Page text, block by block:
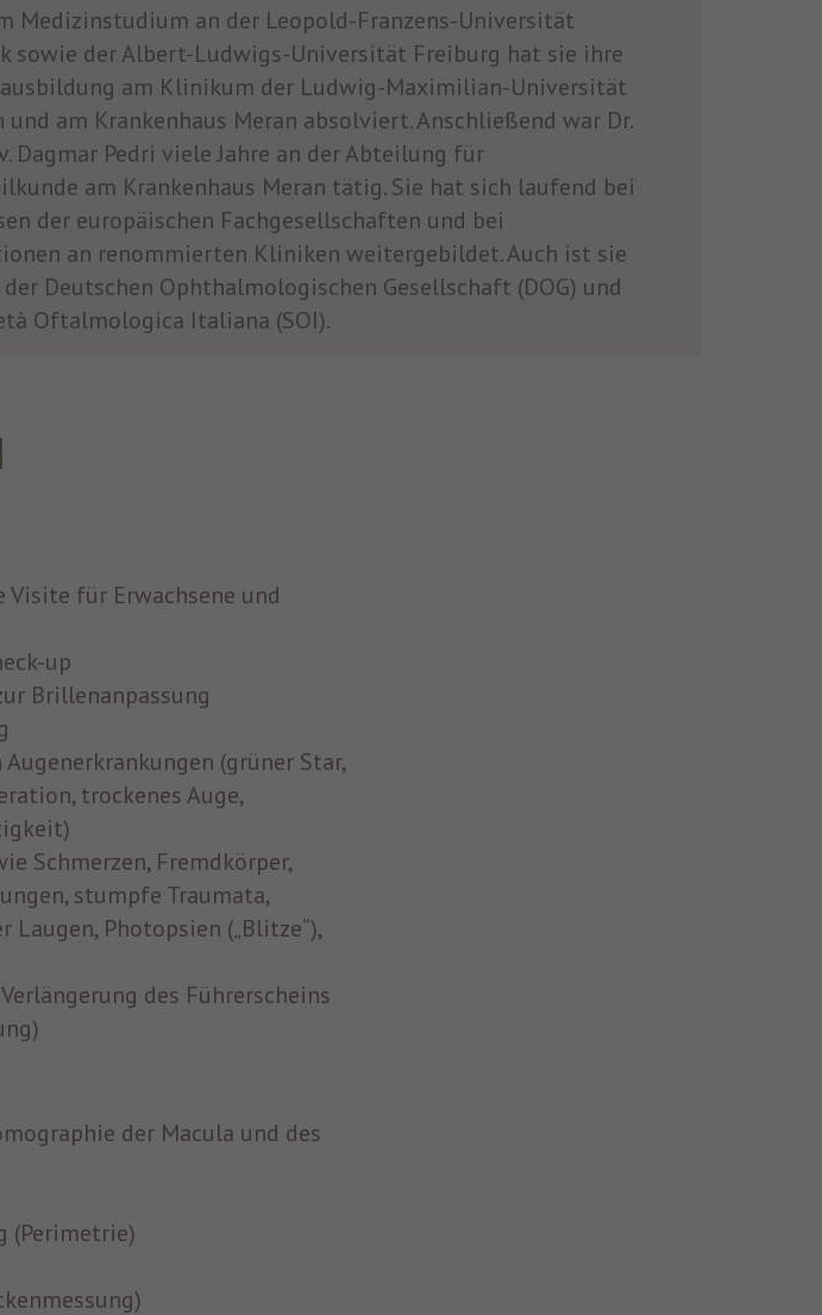
Medizinstudium an der Leopold-Franzens-Universität
sowie der Albert-Ludwigs-Universität Freiburg hat sie ihre
am Klinikum der Ludwig-Maximilian-Universität
und am Krankenhaus Meran absolviert. Anschließend war Dr.
Dagmar Pedri viele Jahre an der Abteilung für
am Krankenhaus Meran tätig. Sie hat sich laufend bei
der europäischen Fachgesellschaften und bei
an renommierten Kliniken weitergebildet. Auch ist sie
Deutschen Ophthalmologischen Gesellschaft (DOG) und
Oftalmologica Italiana (SOI).
für Erwachsene und
up
Brillenanpassung
(grüner Star,
trockenes Auge,
Schmerzen, Fremdkörper,
stumpfe Traumata,
Laugen, Photopsien („Blitze“),
des Führerscheins
der Macula und des
(Perimetrie)